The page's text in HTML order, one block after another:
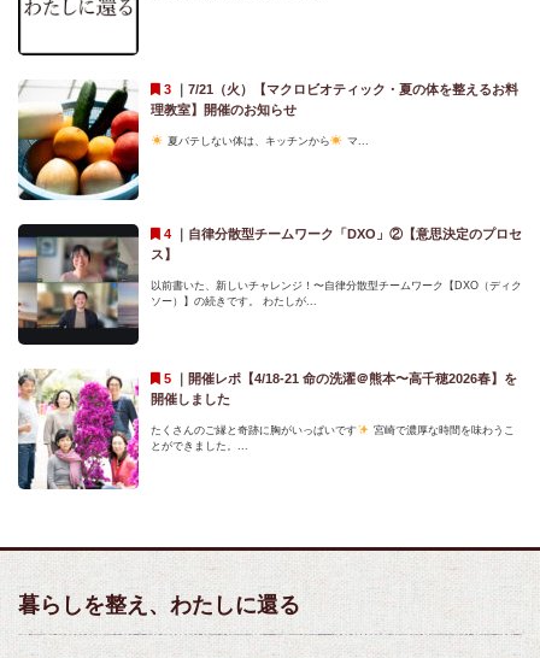
｜ 7/21（火）【マクロビオティック・夏の体を整えるお料
理教室】開催のお知らせ
夏バテしない体は、キッチンから マ...
｜ 自律分散型チームワーク「DXO」②【意思決定のプロセ
ス】
以前書いた、新しいチャレンジ！〜自律分散型チームワーク【DXO（ディク
ソー）】の続きです。 わたしが...
｜ 開催レポ【4/18-21 命の洗濯＠熊本〜高千穂2026春】を
開催しました
たくさんのご縁と奇跡に胸がいっぱいです
宮崎で濃厚な時間を味わうこ
とができました。...
暮らしを整え、わたしに還る